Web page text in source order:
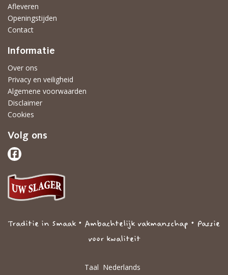
Afleveren
Openingstijden
Contact
Informatie
Over ons
Privacy en veiligheid
Algemene voorwaarden
Disclaimer
Cookies
Volg ons
Traditie in Smaak • Ambachtelijk vakmanschap • Passie
voor kwaliteit
Taal